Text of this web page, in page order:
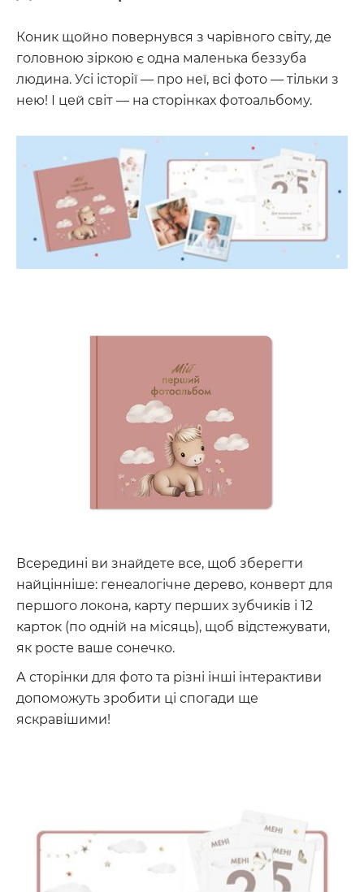
Коник щойно повернувся з чарівного світу, де
головною зіркою є одна маленька беззуба
людина. Усі історії — про неї, всі фото — тільки з
нею! І цей світ — на сторінках фотоальбому.
Всередині ви знайдете все, щоб зберегти
найцінніше: генеалогічне дерево, конверт для
першого локона, карту перших зубчиків і 12
карток (по одній на місяць), щоб відстежувати,
як росте ваше сонечко.
А сторінки для фото та різні інші інтерактиви
допоможуть зробити ці спогади ще
яскравішими!